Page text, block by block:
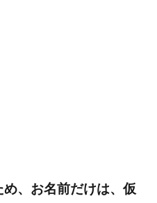
、お名前だけは、仮